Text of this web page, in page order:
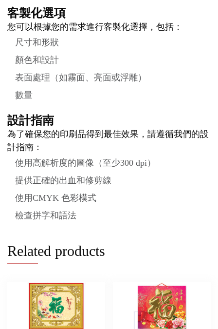
客製化選項
您可以根據您的需求進行客製化選擇，包括：
尺寸和形狀
顏色和設計
表面處理（如霧面、亮面或浮雕）
數量
設計指南
為了確保您的印刷品得到最佳效果，請遵循我們的設
計指南：
使用高解析度的圖像（至少300 dpi）
提供正確的出血和修剪線
使用CMYK 色彩模式
檢查拼字和語法
Related products